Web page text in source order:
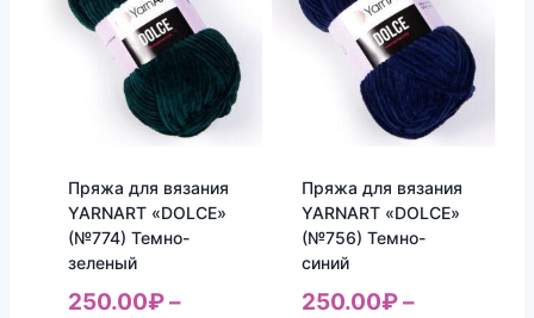
Пряжа для вязания
YARNART «DOLCE»
(№774) Темно-
зеленый
250.00₽–
Пряжа для вязания
YARNART «DOLCE»
(№756) Темно-
синий
250.00₽–